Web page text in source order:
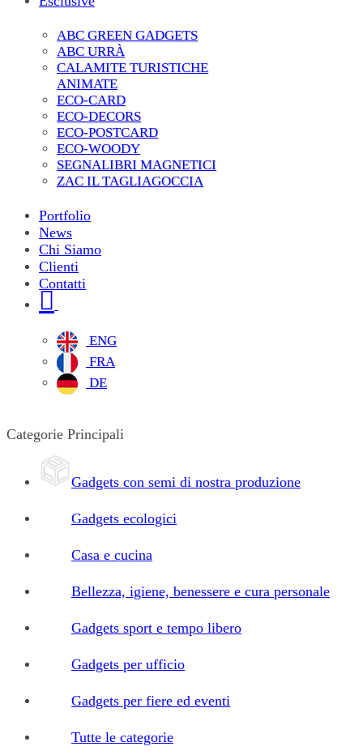
ABC GREEN GADGETS
ABC URRÀ
CALAMITE TURISTICHE
ANIMATE
ECO-CARD
ECO-DECORS
ECO-POSTCARD
ECO-WOODY
SEGNALIBRI MAGNETICI
ZAC IL TAGLIAGOCCIA
Portfolio
News
Chi Siamo
Clienti
Contatti
ENG
FRA
DE
Categorie Principali
Gadgets con semi di nostra produzione
Gadgets ecologici
Casa e cucina
Bellezza, igiene, benessere e cura personale
Gadgets sport e tempo libero
Gadgets per ufficio
Gadgets per fiere ed eventi
Tutte le categorie